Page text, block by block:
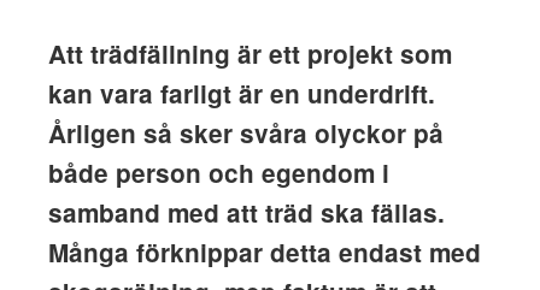
Att trädfällning är ett projekt som
kan vara farligt är en underdrift.
Årligen så sker svåra olyckor på
både person och egendom i
samband med att träd ska fällas.
Många förknippar detta endast med